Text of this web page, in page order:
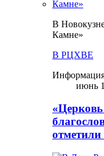
В
Камне»
В РЦХВЕ
июнь
«Церковь